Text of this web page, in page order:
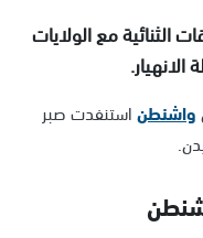
الثنائية مع الولايات
واشنطناستنفدت صبر